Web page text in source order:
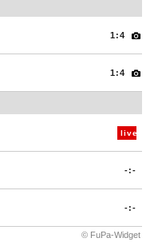
1:4
1:4
live
-:-
-:-
© FuPa-Widget